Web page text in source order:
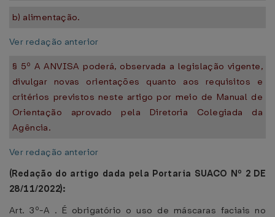
b) alimentação.
Ver redação anterior
§ 5º A ANVISA poderá, observada a legislação vigente,
divulgar novas orientações quanto aos requisitos e
critérios previstos neste artigo por meio de Manual de
Orientação aprovado pela Diretoria Colegiada da
Agência.
Ver redação anterior
(Redação do artigo dada pela Portaria SUACO Nº 2 DE
28/11/2022):
Art. 3º-A . É obrigatório o uso de máscaras faciais no